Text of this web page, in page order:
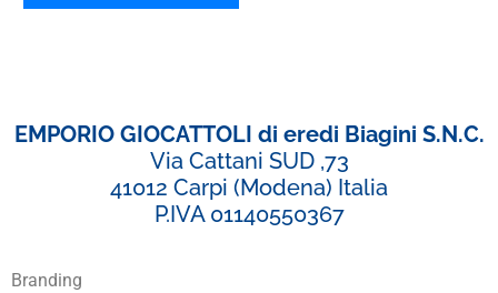
EMPORIO GIOCATTOLI di eredi Biagini S.N.C.
Via Cattani SUD ,73
41012 Carpi (Modena) Italia
P.IVA 01140550367
Branding